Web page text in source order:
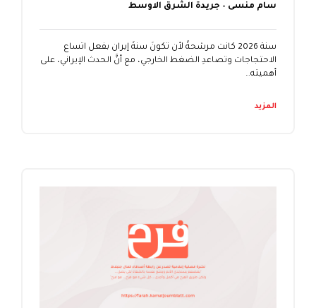
سام منسى – جريدة الشرق الاوسط
سنة 2026 كانت مرشحةً لأن تكونَ سنةَ إيران بفعل اتساع
الاحتجاجات وتصاعدِ الضغط الخارجي، مع أنَّ الحدث الإيراني، على
أهميته…
المزيد